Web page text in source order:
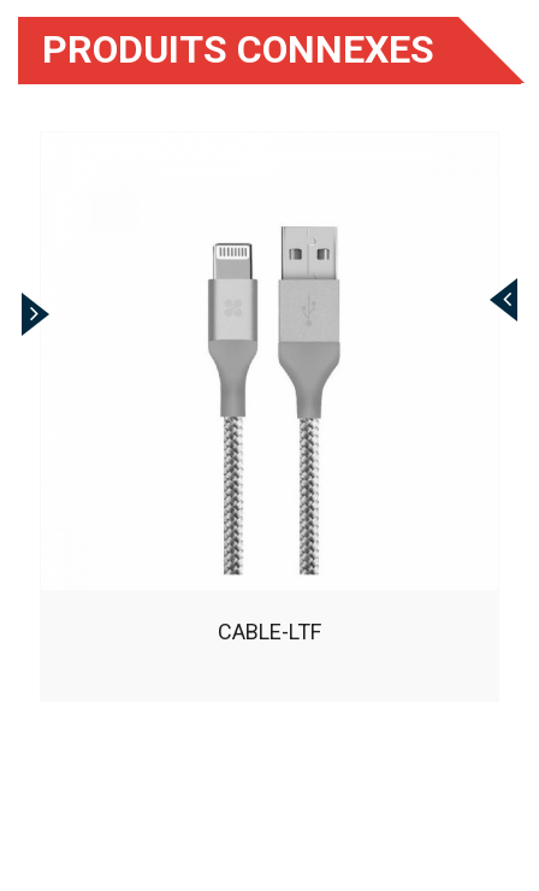
PRODUITS CONNEXES